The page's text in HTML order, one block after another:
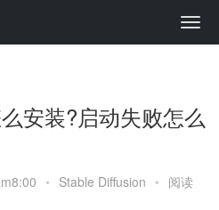
安装?启动失败怎么
• Stable Diffusion • 阅读